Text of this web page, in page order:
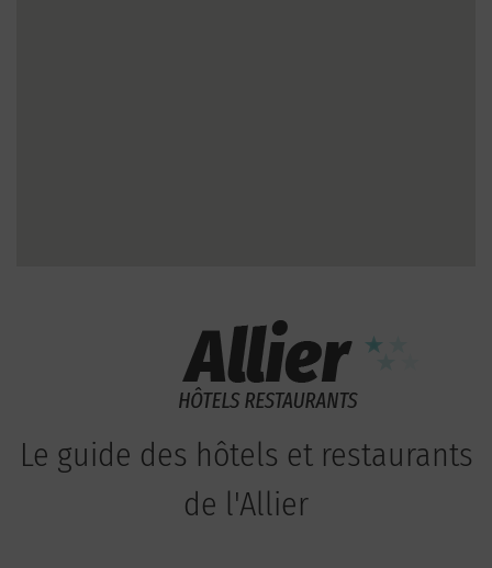
Le guide des hôtels et restaurants
de l'Allier